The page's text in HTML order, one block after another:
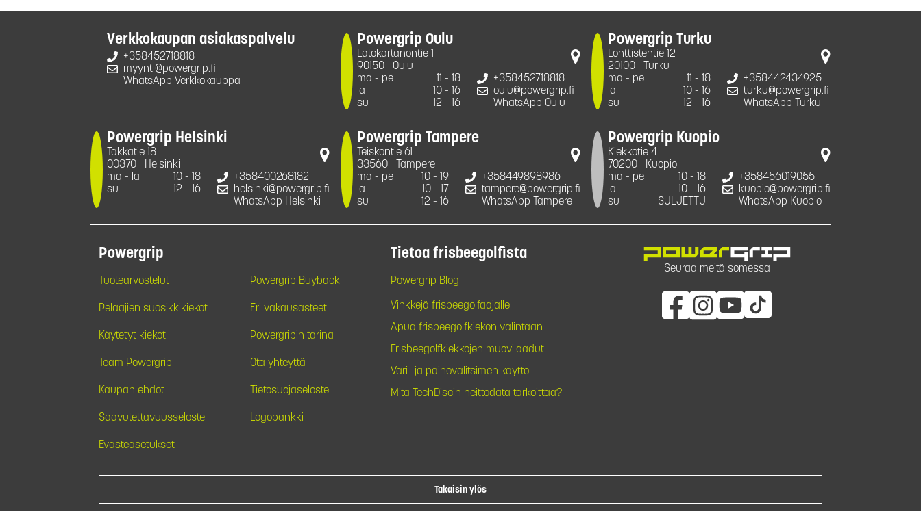
Verkkokaupan asiakaspalvelu
+358452718818
myynti@powergrip.fi
WhatsApp Verkkokauppa
Powergrip Oulu
Latokartanontie 1
90150
Oulu
ma - pe
11 - 18
la
10 - 16
su
12 - 16
+358452718818
oulu@powergrip.fi
WhatsApp Oulu
Powergrip Turku
Lonttistentie 12
20100
Turku
ma - pe
11 - 18
la
10 - 16
su
12 - 16
+358442434925
turku@powergrip.fi
WhatsApp Turku
Powergrip Helsinki
Takkatie 18
00370
Helsinki
ma - la
10 - 18
su
12 - 16
+358400268182
helsinki@powergrip.fi
WhatsApp Helsinki
Powergrip Tampere
Teiskontie 61
33560
Tampere
ma - pe
10 - 19
la
10 - 17
su
12 - 16
+358449898986
tampere@powergrip.fi
WhatsApp Tampere
Powergrip Kuopio
Kiekkotie 4
70200
Kuopio
ma - pe
10 - 18
la
10 - 16
su
SULJETTU
+358456019055
kuopio@powergrip.fi
WhatsApp Kuopio
Powergrip
Tuotearvostelut Powergrip Buyback
Pelaajien suosikkikiekot Eri vakausasteet
Käytetyt kiekot Powergripin tarina
Team Powergrip Ota yhteyttä
Kaupan ehdot Tietosuojaseloste
Saavutettavuusseloste Logopankki
Evästeasetukset
Tietoa frisbeegolfista
Powergrip Blog
Vinkkejä frisbeegolfaajalle
Apua frisbeegolfkiekon valintaan
Frisbeegolfkiekkojen muovilaadut
Väri- ja painovalitsimen käyttö
Mitä TechDiscin heittodata tarkoittaa?
Seuraa meitä somessa
Takaisin ylös